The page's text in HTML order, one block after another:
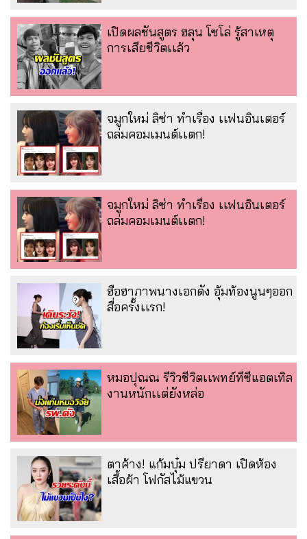
เปิดผลชันสูตร ฮลุน โซโล่ รู้สาเหตุ
การเสียชีวิตเเล้ว
จมูกใหม่ ลิซ่า ทำเรื่อง เเฟนอินเตอร์
ถล่มคอมเมนต์เเตก!
จมูกใหม่ ลิซ่า ทำเรื่อง เเฟนอินเตอร์
ถล่มคอมเมนต์เเตก!
ฮือฮาภาพนางเอกดัง อุ้มท้องนูนๆออก
สื่อครั้งเเรก!
หมอปุณณ รีวิวชีวิตเเพทย์ที่ซีแอตเทิล
งานหนักเเต่ยังหล่อ
ตาค้าง! แก้มบุ๋ม ปรียาดา เปิดห้อง
เสื้อผ้า โฟกัสไม้แขวน